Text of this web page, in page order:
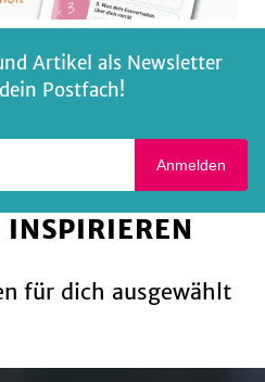
Artikel als Newsletter
Postfach!
Anmelden
INSPIRIEREN
für dich ausgewählt